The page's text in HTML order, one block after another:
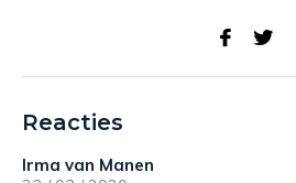
Reacties
Irma van Manen